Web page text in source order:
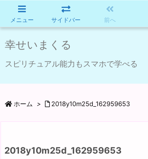
メニュー サイドバー 前へ
幸せいまくる
スピリチュアル能力もスマホで学べる
ホーム > 2018y10m25d_162959653
2018y10m25d_162959653